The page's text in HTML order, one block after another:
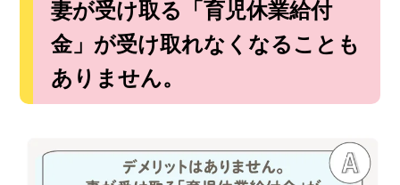
妻が受け取る「育児休業給付
金」が受け取れなくなることも
ありません。